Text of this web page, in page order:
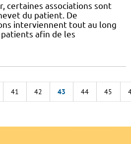
certaines associations sont
du patient. De
interviennent tout au long
afin de les
41 42 43 44 45